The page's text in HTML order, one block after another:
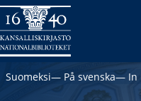
Suomeksi― På svenska― In